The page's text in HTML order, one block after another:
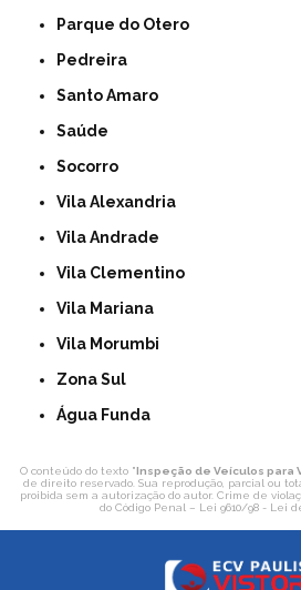
Parque do Otero
Pedreira
Santo Amaro
Saúde
Socorro
Vila Alexandria
Vila Andrade
Vila Clementino
Vila Mariana
Vila Morumbi
Zona Sul
Água Funda
O conteúdo do texto "Inspeção de Veículos para
de direito reservado. Sua reprodução, parcial ou
proibida sem a autorização do autor. Crime de
do Código Penal – Lei 9610/98 - Lei